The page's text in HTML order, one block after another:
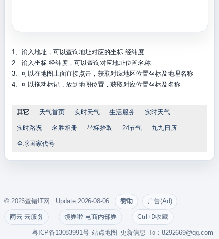
1、输入地址，可以查询地址对应的坐标 经纬度
2、输入坐标 经纬度，可以查询对应地址位置名称
3、可以在地图上面直接点击，获取对应地区位置坐标及地理名称
4、可以拖动标记，放到地图位置，获取对应位置坐标及名称
其它 天气首页 实时天气 生活服务 实时天气
实时路况 名胜相册 坐标拾取 24节气 九九日历
全球国家代号
© 2026查错IT网. Update:2026-08-06 赞助 广告(Ad)
雨云 云服务 领券啦 电商内部券 Ctrl+D收藏
To：8292669@qq.com
更新信息
站点地图
粤ICP备13083991号